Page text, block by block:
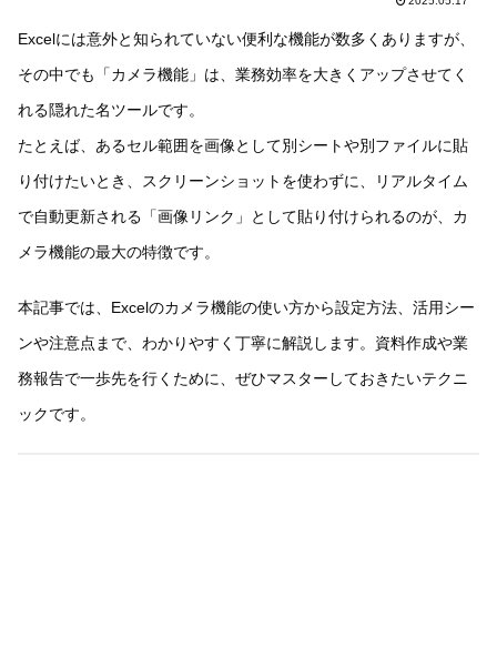
Excelには意外と知られていない便利な機能が数多くありますが、
その中でも「カメラ機能」は、業務効率を大きくアップさせてく
れる隠れた名ツールです。
たとえば、あるセル範囲を画像として別シートや別ファイルに貼
り付けたいとき、スクリーンショットを使わずに、リアルタイム
で自動更新される「画像リンク」として貼り付けられるのが、カ
メラ機能の最大の特徴です。
本記事では、Excelのカメラ機能の使い方から設定方法、活用シー
ンや注意点まで、わかりやすく丁寧に解説します。資料作成や業
務報告で一歩先を行くために、ぜひマスターしておきたいテクニ
ックです。